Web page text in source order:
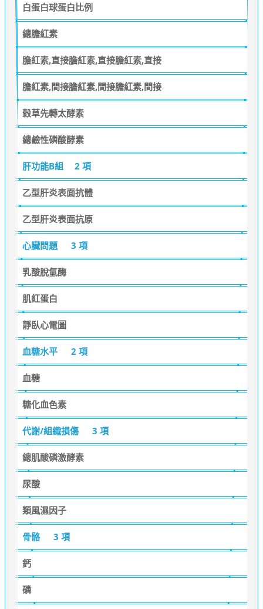
白蛋白球蛋白比例
總膽紅素
膽紅素,直接膽紅素,直接膽紅素,直接
膽紅素,間接膽紅素,間接膽紅素,間接
穀草先轉太酵素
總鹼性磷酸酵素
肝功能B組 2 項
乙型肝炎表面抗體
乙型肝炎表面抗原
心臟問題 3 項
乳酸脫氫酶
肌紅蛋白
靜臥心電圖
血糖水平 2 項
血糖
糖化血色素
代謝/組織損傷 3 項
總肌酸磷激酵素
尿酸
類風濕因子
骨骼 3 項
鈣
磷